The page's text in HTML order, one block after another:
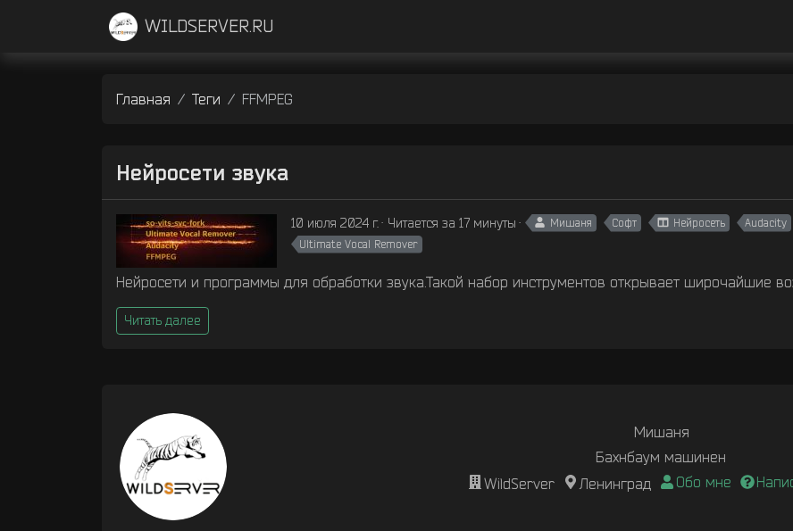
WILDSERVER.RU
Главная Теги FFMPEG
Нейросети звука
10 июля 2024 г. Читается за 17 минуты Мишаня Софт Нейросеть Audacity
Ultimate Vocal Remover
Нейросети и программы для обработки звука.Такой набор инструментов открывает широчайшие
Читать далее
Мишаня
Бахнбаум машинен
WildServer
Ленинград Обо мне